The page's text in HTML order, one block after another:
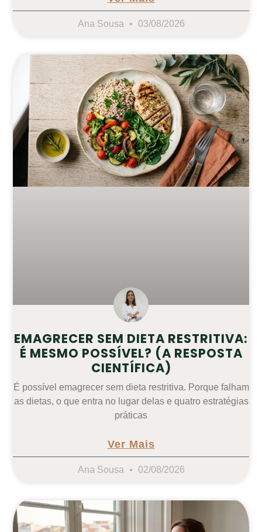
Ana Sousa 03/08/2026
EMAGRECER SEM DIETA RESTRITIVA:
É MESMO POSSÍVEL? (A RESPOSTA
CIENTÍFICA)
É possível emagrecer sem dieta restritiva. Porque falham
as dietas, o que entra no lugar delas e quatro estratégias
práticas
Ver Mais
Ana Sousa 02/08/2026